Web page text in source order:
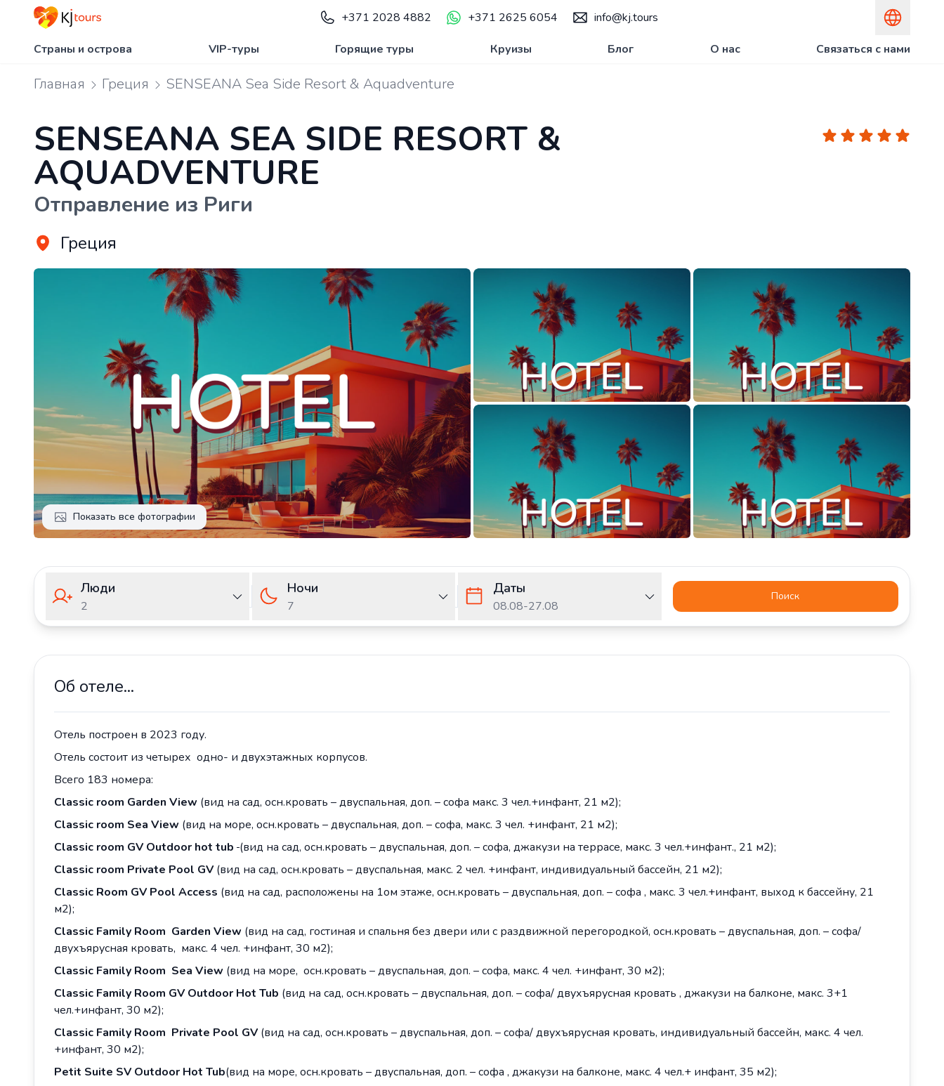
+371 2028 4882 +371 2625 6054 info@kj.tours
Страны и острова VIP-туры Горящие туры Круизы Блог О нас Связаться с нами
Главная Греция SENSEANA Sea Side Resort & Aquadventure
SENSEANA SEA SIDE RESORT &
AQUADVENTURE
Отправление из Риги
Греция
Показать все фотографии
Люди
2
Ночи
7
Даты
08.08-27.08
Поиск
Об отеле...
Отель построен в 2023 году.
Отель состоит из четырех одно- и двухэтажных корпусов.
Всего 183 номера:
Classic room Garden View (вид на сад, осн.кровать – двуспальная, доп. – софа макс. 3 чел.+инфант, 21 м2);
Classic room Sea View (вид на море, осн.кровать – двуспальная, доп. – софа, макс. 3 чел. +инфант, 21 м2);
Classic room GV Outdoor hot tub (вид на сад, осн.кровать – двуспальная, доп. – софа, джакузи на террасе, макс. 3 чел.+инфант., 21 м2);
Classic room Private Pool GV (вид на сад, осн.кровать – двуспальная, макс. 2 чел. +инфант, индивидуальный бассейн, 21 м2);
Classic Room GV Pool Access (вид на сад, расположены на 1ом этаже, осн.кровать – двуспальная, доп. – софа , макс. 3 чел.+инфант, выход к бассейну, 21
м2);
Classic Family Room Garden View (вид на сад, гостиная и спальня без двери или с раздвижной перегородкой, осн.кровать – двуспальная, доп. – софа/
двухъярусная кровать, макс. 4 чел. +инфант, 30 м2);
Classic Family Room Sea View (вид на море, осн.кровать – двуспальная, доп. – софа, макс. 4 чел. +инфант, 30 м2);
Classic Family Room GV Outdoor Hot Tub (вид на сад, осн.кровать – двуспальная, доп. – софа/ двухъярусная кровать , джакузи на балконе, макс. 3+1
чел.+инфант, 30 м2);
Classic Family Room Private Pool GV (вид на сад, осн.кровать – двуспальная, доп. – софа/ двухъярусная кровать, индивидуальный бассейн, макс. 4 чел.
+инфант, 30 м2);
Petit Suite SV Outdoor Hot Tub(вид на море, осн.кровать – двуспальная, доп. – софа , джакузи на балконе, макс. 4 чел.+ инфант, 35 м2);